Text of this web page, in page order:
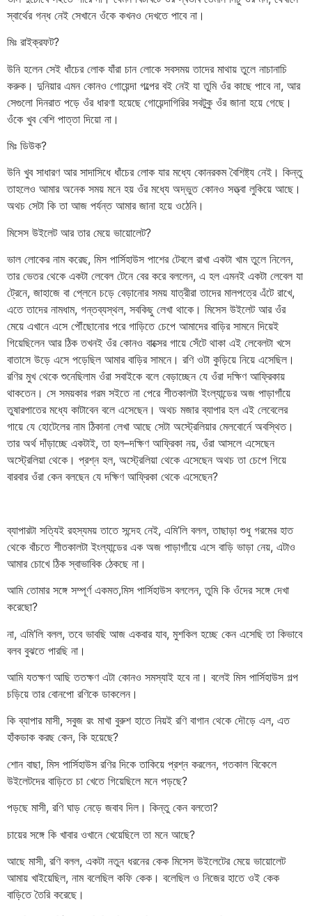
স্বার্থের গন্ধ নেই সেখানে ওঁকে কখনও দেখতে পাবে না।
মিঃ রাইক্রফট?
উনি হলেন সেই ধাঁচের লোক যাঁরা চান লোকে সবসময় তাদের মাথায় তুলে নাচানাচি
করুক। দুনিয়ার এমন কোনও গোয়েন্দা গল্পের বই নেই যা তুমি ওঁর কাছে পাবে না, আর
সেগুলো দিনরাত পড়ে ওঁর ধারণা হয়েছে গোয়েন্দাগিরির সবটুকু ওঁর জানা হয়ে গেছে।
ওঁকে খুব বেশি পাত্তা দিয়ো না।
মিঃ ডিউক?
উনি খুব সাধারণ আর সাদাসিধে ধাঁচের লোক যার মধ্যে কোনরকম বৈশিষ্ট্য নেই। কিন্তু
তাহলেও আমার অনেক সময় মনে হয় ওঁর মধ্যে অদ্ভুত কোনও সত্ত্বা লুকিয়ে আছে।
অথচ সেটা কি তা আজ পর্যন্ত আমার জানা হয়ে ওঠেনি।
মিসেস উইলেট আর তার মেয়ে ভায়োলেট?
ভাল লোকের নাম করেছ, মিস পার্সিহাউস পাশের টেবলে রাখা একটা খাম তুলে নিলেন,
তার ভেতর থেকে একটা লেবেল টেনে বের করে বললেন, এ হল এমনই একটা লেবেল যা
ট্রেনে, জাহাজে বা প্লেনে চড়ে বেড়ানোর সময় যাত্রীরা তাদের মালপত্রে এঁটে রাখে,
এতে তাদের নামধাম, গন্তব্যস্থল, সবকিছু লেখা থাকে। মিসেস উইলেট আর ওঁর
মেয়ে এখানে এসে পৌঁছোনোর পরে গাড়িতে চেপে আমাদের বাড়ির সামনে দিয়েই
গিয়েছিলেন আর ঠিক তখনই ওঁর কোনও বাক্সের গায়ে সেঁটে থাকা এই লেবেলটা খসে
বাতাসে উড়ে এসে পড়েছিল আমার বাড়ির সামনে। রণি ওটা কুড়িয়ে নিয়ে এসেছিল।
রণির মুখ থেকে শুনেছিলাম ওঁরা সবাইকে বলে বেড়াচ্ছেন যে ওঁরা দক্ষিণ আফ্রিকায়
থাকতেন। সে সময়কার গরম সইতে না পেরে শীতকালটা ইংল্যান্ডের অজ পাড়াগাঁয়ে
তুষারপাতের মধ্যে কাটাবেন বলে এসেছেন। অথচ মজার ব্যাপার হল এই লেবেলের
গায়ে যে হোটেলের নাম ঠিকানা লেখা আছে সেটা অস্ট্রেলিয়ার মেলবোর্নে অবস্থিত।
তার অর্থ দাঁড়াচ্ছে একটাই, তা হল–দক্ষিণ আফ্রিকা নয়, ওঁরা আসলে এসেছেন
অস্ট্রেলিয়া থেকে। প্রশ্ন হল, অস্ট্রেলিয়া থেকে এসেছেন অথচ তা চেপে গিয়ে
বারবার ওঁরা কেন বলছেন যে দক্ষিণ আফ্রিকা থেকে এসেছেন?
ব্যাপারটা সত্যিই রহস্যময় তাতে সন্দেহ নেই, এমি’লি বলল, তাছাড়া শুধু গরমের হাত
থেকে বাঁচতে শীতকালটা ইংল্যান্ডের এক অজ পাড়াগাঁয়ে এসে বাড়ি ভাড়া নেয়, এটাও
আমার চোখে ঠিক স্বাভাবিক ঠেকছে না।
আমি তোমার সঙ্গে সম্পূর্ণ একমত,মিস পার্সিহাউস বললেন, তুমি কি ওঁদের সঙ্গে দেখা
করেছো?
না, এমি’লি বলল, তবে ভাবছি আজ একবার যাব, মুশকিল হচ্ছে কেন এসেছি তা কিভাবে
বলব বুঝতে পারছি না।
আমি যতক্ষণ আছি ততক্ষণ এটা কোনও সমস্যাই হবে না। বলেই মিস পার্সিহাউস গল্প
চড়িয়ে তার বোনপো রণিকে ডাকলেন।
কি ব্যাপার মাসী, সবুজ রং মাখা বুরুশ হাতে নিয়ই রণি বাগান থেকে দৌড়ে এল, এত
হাঁকডাক করছ কেন, কি হয়েছে?
শোন বাছা, মিস পার্সিহাউস রণির দিকে তাকিয়ে প্রশ্ন করলেন, গতকাল বিকেলে
উইলেটদের বাড়িতে চা খেতে গিয়েছিলে মনে পড়ছে?
পড়ছে মাসী, রণি ঘাড় নেড়ে জবাব দিল। কিন্তু কেন বলতো?
চায়ের সঙ্গে কি খাবার ওখানে খেয়েছিলে তা মনে আছে?
আছে মাসী, রণি বলল, একটা নতুন ধরনের কেক মিসেস উইলেটের মেয়ে ভায়োলেট
আমায় খাইয়েছিল, নাম বলেছিল কফি কেক। বলেছিল ও নিজের হাতে ওই কেক
বাড়িতে তৈরি করেছে।